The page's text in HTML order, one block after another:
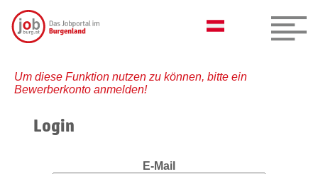
Um diese Funktion nutzen zu können, bitte ein
Bewerberkonto anmelden!
Login
E-Mail